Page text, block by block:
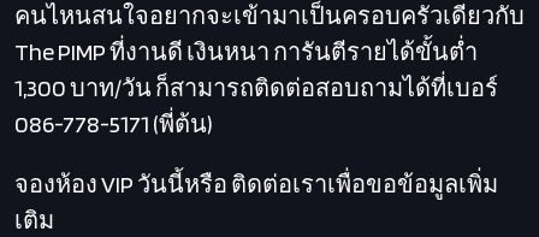
คนไหนสนใจอยากจะเข้ามาเป็นครอบครัวเดียวกับ
The PIMP ที่งานดี เงินหนา การันตีรายได้ขั้นต่ำ
1,300 บาท/วัน ก็สามารถติดต่อสอบถามได้ที่เบอร์
086-778-5171 (พี่ต้น)
จองห้อง VIP วันนี้หรือ ติดต่อเราเพื่อขอข้อมูลเพิ่ม
เติม